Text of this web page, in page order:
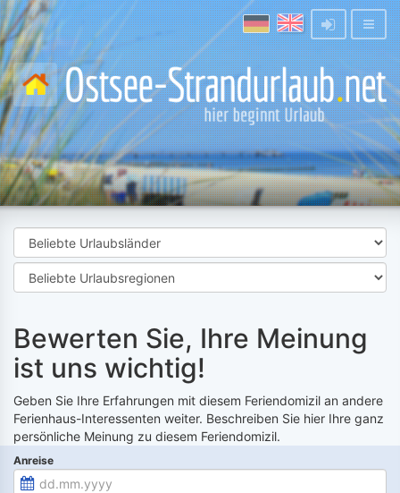
Bewerten Sie, Ihre Meinung
ist uns wichtig!
Geben Sie Ihre Erfahrungen mit diesem Feriendomizil an andere
Ferienhaus-Interessenten weiter. Beschreiben Sie hier Ihre ganz
persönliche Meinung zu diesem Feriendomizil.
Anreise